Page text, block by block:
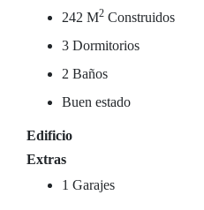
242 M2 Construidos
3 Dormitorios
2 Baños
Buen estado
Edificio
Extras
1 Garajes